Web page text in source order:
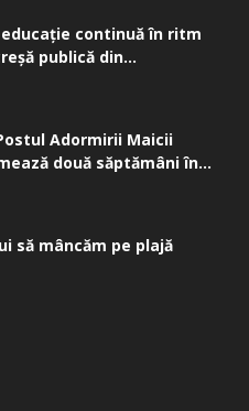
continuă în ritm
publică din...
Adormirii Maicii
două săptămâni în...
să mâncăm pe plajă